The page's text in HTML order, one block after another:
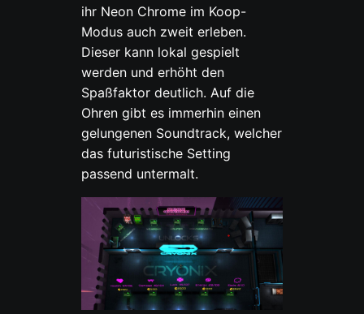
ihr Neon Chrome im Koop-
Modus auch zweit erleben.
Dieser kann lokal gespielt
werden und erhöht den
Spaßfaktor deutlich. Auf die
Ohren gibt es immerhin einen
gelungenen Soundtrack, welcher
das futuristische Setting
passend untermalt.